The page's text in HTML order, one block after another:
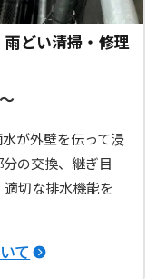
雨どい清掃・修理
が外壁を伝って浸
の交換、継ぎ目
切な排水機能を
て